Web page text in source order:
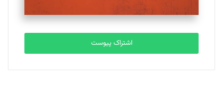
مصطفی مسجدی آرانی
تحریریه
بابک نقاش
تحریریه
اشتراک پیوست